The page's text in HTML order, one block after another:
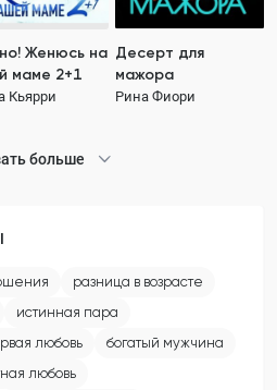
Женюсь на
маме 2+1
Кьярри
Десерт для
мажора
Рина Фиори
больше
разница в возрасте
истинная пара
любовь
богатый мужчина
любовь